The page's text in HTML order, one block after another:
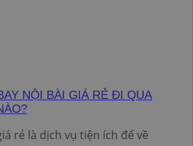
NỘI BÀI GIÁ RẺ ĐI QUA
rẻ là dịch vụ tiện ích để về